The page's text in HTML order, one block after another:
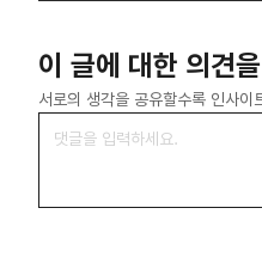
이 글에 대한 의견
서로의 생각을 공유할수록 인사이